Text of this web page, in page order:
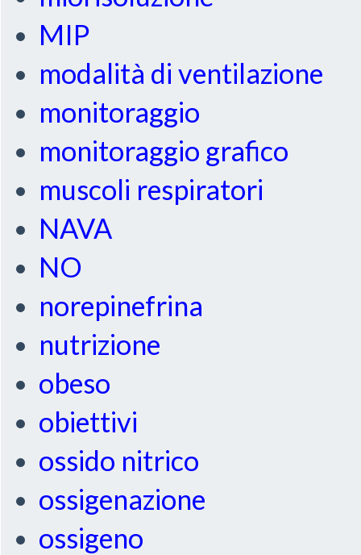
MIP
modalità di ventilazione
monitoraggio
monitoraggio grafico
muscoli respiratori
NAVA
NO
norepinefrina
nutrizione
obeso
obiettivi
ossido nitrico
ossigenazione
ossigeno